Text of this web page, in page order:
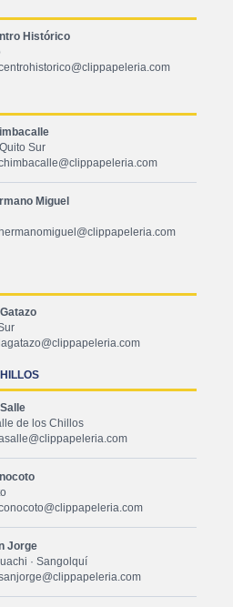
Histórico
Sur
Miguel
de los Chillos
Jorge
· Sangolquí